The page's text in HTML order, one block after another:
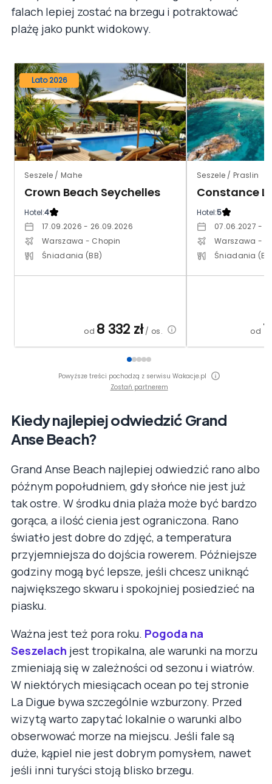
falach lepiej zostać na brzegu i potraktować
plażę jako punkt widokowy.
Lato 2026
Seszele / Mahe
Crown Beach Seychelles
Hotel:4
17.09.2026 - 26.09.2026
Warszawa - Chopin
Śniadania (BB)
od 8 332 zł/ os.
Seszele / Praslin
Constance
Hotel:5
07.06.2027 -
Warszawa -
Śniadania
od
Powyższe treści pochodzą z serwisu Wakacje.pl
Zostań partnerem
Kiedy najlepiej odwiedzić Grand
Anse Beach?
Grand Anse Beach najlepiej odwiedzić rano albo
późnym popołudniem, gdy słońce nie jest już
tak ostre. W środku dnia plaża może być bardzo
gorąca, a ilość cienia jest ograniczona. Rano
światło jest dobre do zdjęć, a temperatura
przyjemniejsza do dojścia rowerem. Późniejsze
godziny mogą być lepsze, jeśli chcesz uniknąć
największego skwaru i spokojniej posiedzieć na
piasku.
Ważna jest też pora roku. Pogoda na
Seszelach jest tropikalna, ale warunki na morzu
zmieniają się w zależności od sezonu i wiatrów.
W niektórych miesiącach ocean po tej stronie
La Digue bywa szczególnie wzburzony. Przed
wizytą warto zapytać lokalnie o warunki albo
obserwować morze na miejscu. Jeśli fale są
duże, kąpiel nie jest dobrym pomysłem, nawet
jeśli inni turyści stoją blisko brzegu.